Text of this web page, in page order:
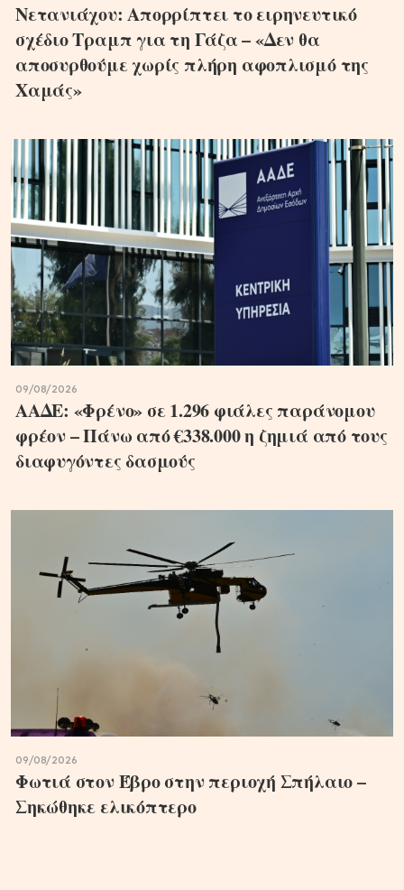
Νετανιάχου: Απορρίπτει το ειρηνευτικό
σχέδιο Τραμπ για τη Γάζα – «Δεν θα
αποσυρθούμε χωρίς πλήρη αφοπλισμό της
Χαμάς»
09/08/2026
ΑΑΔΕ: «Φρένο» σε 1.296 φιάλες παράνομου
φρέον – Πάνω από €338.000 η ζημιά από τους
διαφυγόντες δασμούς
09/08/2026
Φωτιά στον Έβρο στην περιοχή Σπήλαιο –
Σηκώθηκε ελικόπτερο